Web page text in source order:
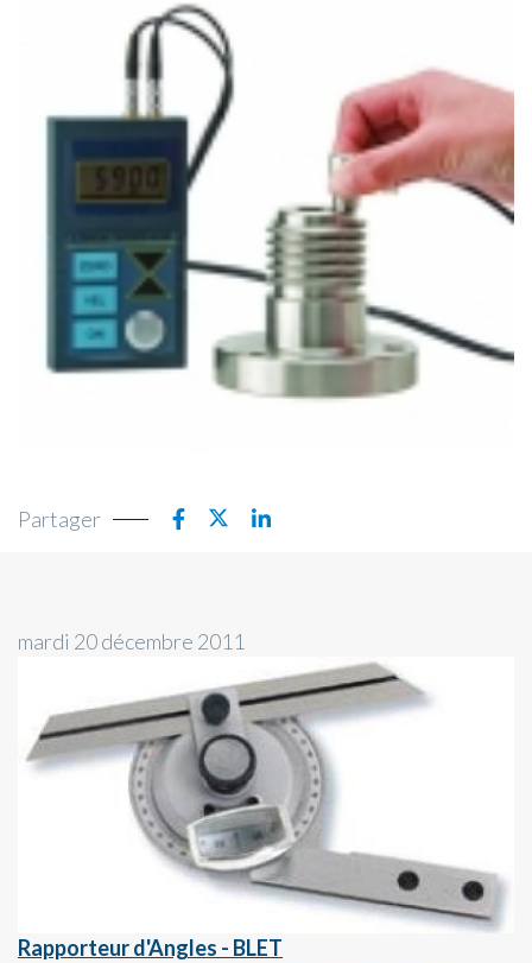
Partager
mardi 20 décembre 2011
Rapporteur d'Angles - BLET